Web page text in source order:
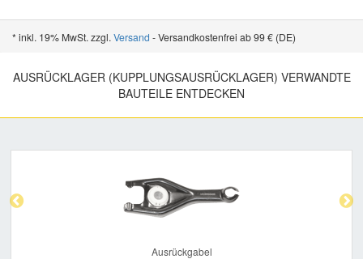
* inkl. 19% MwSt. zzgl. Versand - Versandkostenfrei ab 99 € (DE)
AUSRÜCKLAGER (KUPPLUNGSAUSRÜCKLAGER) VERWANDTE
BAUTEILE ENTDECKEN
Ausrückgabel